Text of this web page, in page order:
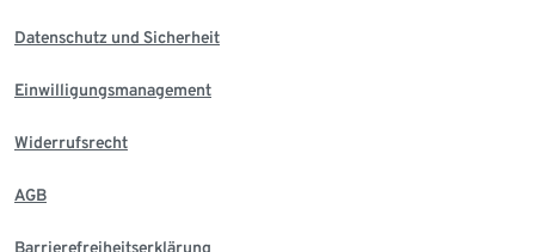
Datenschutz und Sicherheit
Einwilligungsmanagement
Widerrufsrecht
AGB
Barrierefreiheitserklärung